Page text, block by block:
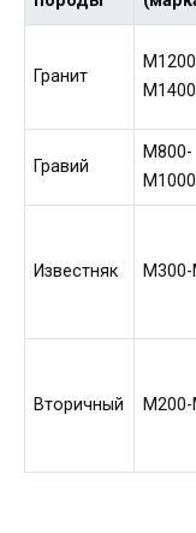
Гранит
М1400
Гравий
М800-
М1000
Известняк
Вторичный